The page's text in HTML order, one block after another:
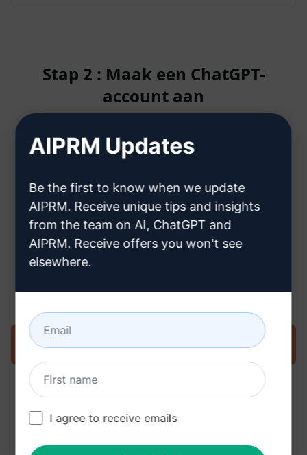
Stap 2 : Maak een ChatGPT-
account aan
Klik hier om te leren hoe je een
Stap 3: Gebruik de prompt in je
Probeer de prompt nu op ChatGPT
AIPRM Updates
Be the first to know when we update
AIPRM. Receive unique tips and insights
from the team on AI, ChatGPT and
AIPRM. Receive offers you won't see
elsewhere.
I agree to receive emails